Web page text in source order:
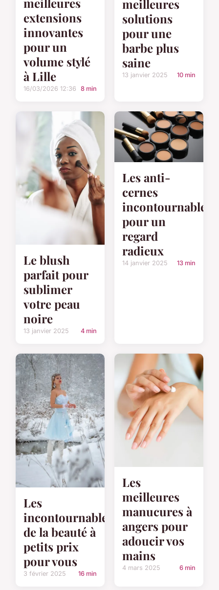
extensions
innovantes
pour un
volume stylé
à Lille
16/03/2026 12:36 8 min
meilleures
solutions
pour une
barbe plus
saine
13 janvier 2025 10 min
Le blush
parfait pour
sublimer
votre peau
noire
13 janvier 2025 4 min
Les anti-
cernes
incontournables
pour un
regard
radieux
14 janvier 2025 13 min
Les
incontournables
de la beauté à
petits prix
pour vous
3 février 2025 16 min
Les
meilleures
manucures à
angers pour
adoucir vos
mains
4 mars 2025 6 min